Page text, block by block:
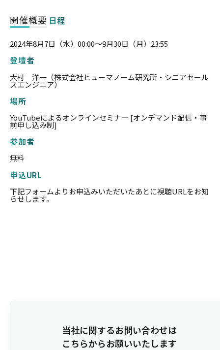
開催概要 日程
2024年8月7日（水）00:00〜9月30日（月）23:55
登壇者
大村 洋一（株式会社ヒューマノーム研究所・シニアセール
スエンジニア）
場所
YouTubeによるオンラインセミナー [オンデマンド配信・事
前申し込み制]
参加者
無料
申込URL
下記フォームよりお申込みいただいたあとに視聴URLをお知
らせします。
当社に関するお問い合わせは
こちらからお願いいたします